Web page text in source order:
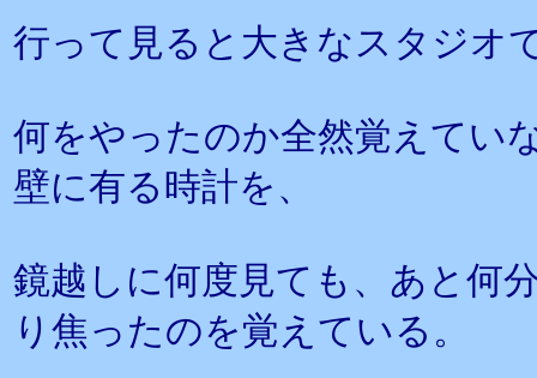
行って見ると大きなスタジオ
何をやったのか全然覚えてい
壁に有る時計を、
鏡越しに何度見ても、あと何
り焦ったのを覚えている。